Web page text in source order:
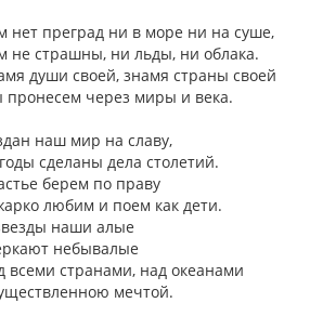
нет преград ни в море ни на суше,
не страшны, ни льды, ни облака.
души своей, знамя страны своей
через миры и века.
наш мир на славу,
сделаны дела столетий.
берем по праву
любим и поем как дети.
наши алые
небывалые
всеми странами, над океанами
мечтой.